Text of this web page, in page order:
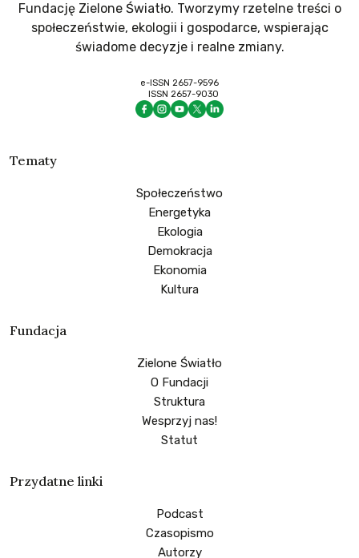
Fundację Zielone Światło. Tworzymy rzetelne treści o
społeczeństwie, ekologii i gospodarce, wspierając
świadome decyzje i realne zmiany.
e-ISSN 2657-9596
ISSN 2657-9030
Tematy
Społeczeństwo
Energetyka
Ekologia
Demokracja
Ekonomia
Kultura
Fundacja
Zielone Światło
O Fundacji
Struktura
Wesprzyj nas!
Statut
Przydatne linki
Podcast
Czasopismo
Autorzy